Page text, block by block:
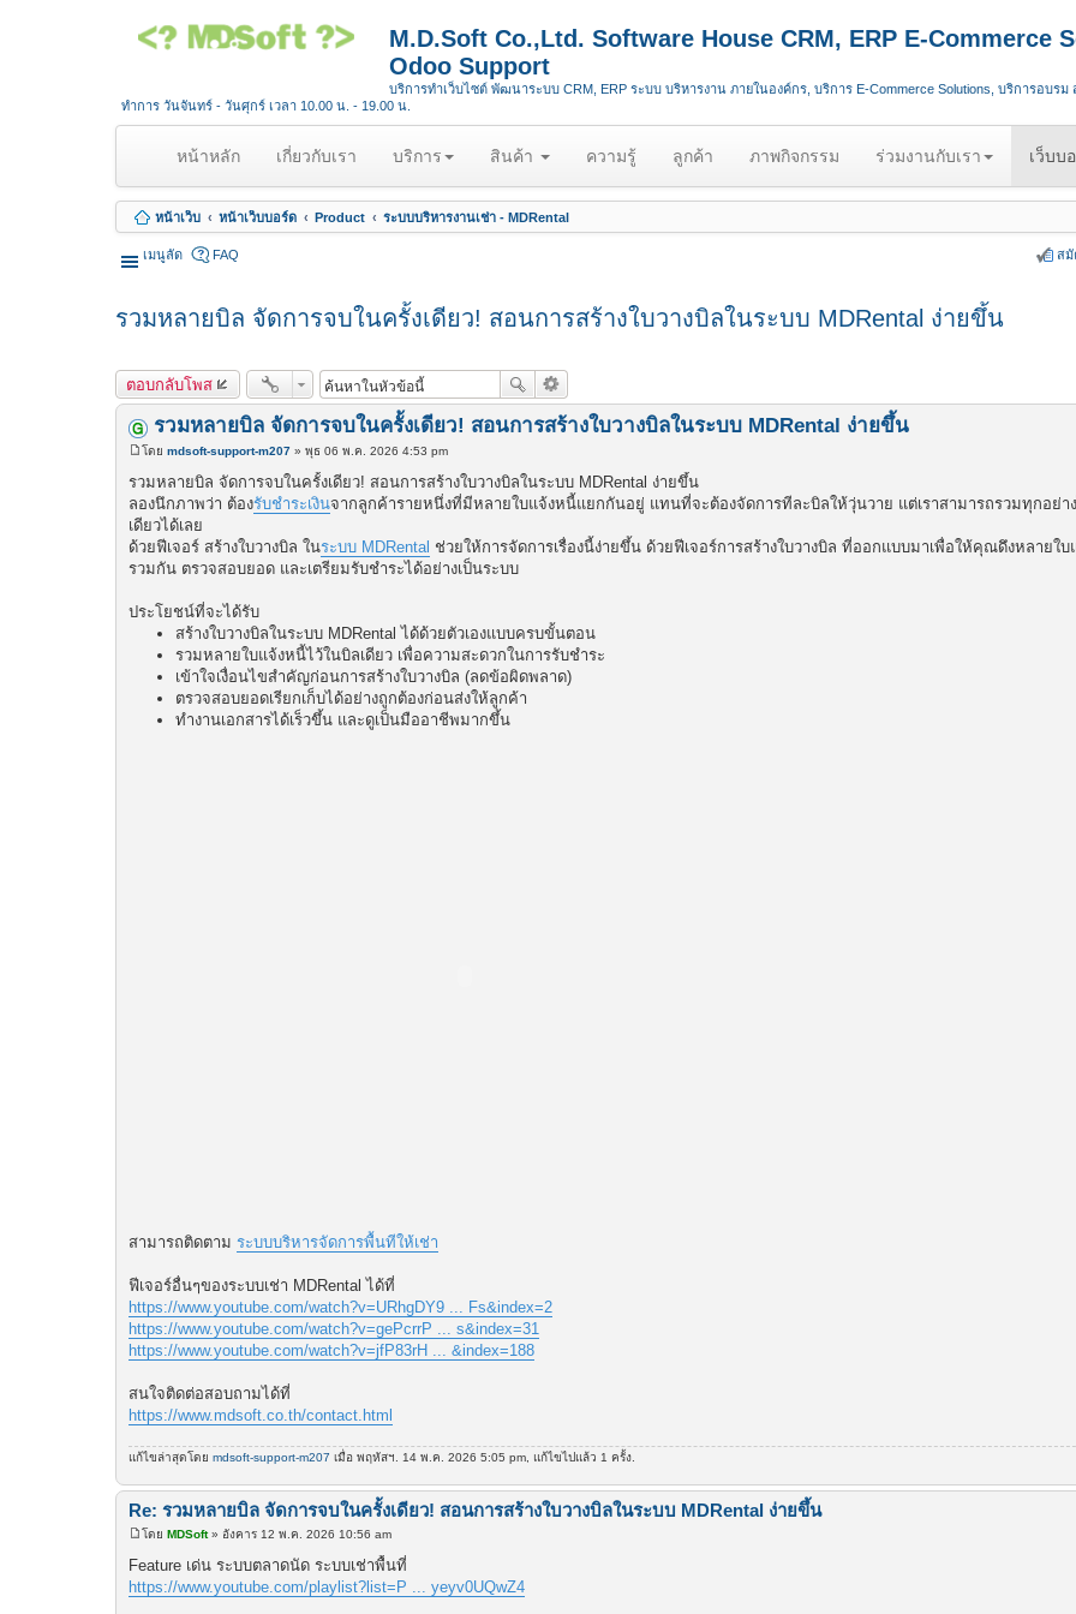
M.D.Soft Co.,Ltd. Software House CRM, ERP E-Commerce
Odoo Support
บริการทำเว็บไซต์ พัฒนาระบบ CRM, ERP ระบบ บริหารงาน ภายในองค์กร, บริการ E-Commerce Solutions, บริการอบรม
ทำการ วันจันทร์ - วันศุกร์ เวลา 10.00 น. - 19.00 น.
หน้าหลัก(
u
r
t
เกี่ยวกับเรา บริการ สินค้า ความรู้ ลูกค้า ภาพกิจกรรม ร่วมงานกับเรา เว็บบ
หน้าเว็บ หน้าเว็บบอร์ด Product ระบบบริหารงานเช่า - MDRental
เมนูลัด FAQ สมั
รวมหลายบิล จัดการจบในครั้งเดียว! สอนการสร้างใบวางบิลในระบบ MDRental ง่ายขึ้น
ตอบกลับโพส
รวมหลายบิล จัดการจบในครั้งเดียว! สอนการสร้างใบวางบิลในระบบ MDRental ง่ายขึ้น
พ
ส
ต์
โดย mdsoft-support-m207 » พุธ 06 พ.ค. 2026 4:53 pm
รวมหลายบิล จัดการจบในครั้งเดียว! สอนการสร้างใบวางบิลในระบบ MDRental ง่ายขึ้น
ลองนึกภาพว่า ต้องรับชำระเงินจากลูกค้ารายหนึ่งที่มีหลายใบแจ้งหนี้แยกกันอยู่ แทนที่จะต้องจัดการทีละบิลให้วุ่นวาย แต่เราสามารถรวมทุกอย่า
เดียวได้เลย
ด้วยฟีเจอร์ สร้างใบวางบิล ในระบบ MDRental ช่วยให้การจัดการเรื่องนี้ง่ายขึ้น ด้วยฟีเจอร์การสร้างใบวางบิล ที่ออกแบบมาเพื่อให้คุณดึงหลายใ
รวมกัน ตรวจสอบยอด และเตรียมรับชำระได้อย่างเป็นระบบ
ประโยชน์ที่จะได้รับ
สร้างใบวางบิลในระบบ MDRental ได้ด้วยตัวเองแบบครบขั้นตอน
รวมหลายใบแจ้งหนี้ไว้ในบิลเดียว เพื่อความสะดวกในการรับชำระ
เข้าใจเงื่อนไขสำคัญก่อนการสร้างใบวางบิล (ลดข้อผิดพลาด)
ตรวจสอบยอดเรียกเก็บได้อย่างถูกต้องก่อนส่งให้ลูกค้า
ทำงานเอกสารได้เร็วขึ้น และดูเป็นมืออาชีพมากขึ้น
สามารถติดตาม ระบบบริหารจัดการพื้นทีให้เช่า
ฟีเจอร์อื่นๆของระบบเช่า MDRental ได้ที่
https://www.youtube.com/watch?v=URhgDY9 ... Fs&index=2
https://www.youtube.com/watch?v=gePcrrP ... s&index=31
https://www.youtube.com/watch?v=jfP83rH ... &index=188
สนใจติดต่อสอบถามได้ที่
https://www.mdsoft.co.th/contact.html
แก้ไขล่าสุดโดย mdsoft-support-m207 เมื่อ พฤหัสฯ. 14 พ.ค. 2026 5:05 pm, แก้ไขไปแล้ว 1 ครั้ง.
Re: รวมหลายบิล จัดการจบในครั้งเดียว! สอนการสร้างใบวางบิลในระบบ MDRental ง่ายขึ้น
ส
ต์
โดย MDSoft» อังคาร 12 พ.ค. 2026 10:56 am
Feature เด่น ระบบตลาดนัด ระบบเช่าพื้นที่
https://www.youtube.com/playlist?list=P ... yeyv0UQwZ4